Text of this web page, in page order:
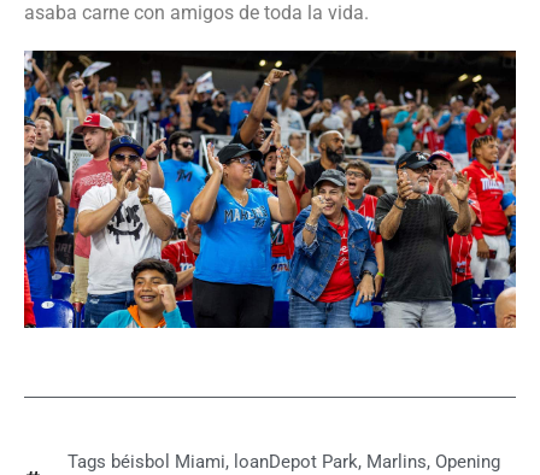
asaba carne con amigos de toda la vida.
Tags béisbol Miami, loanDepot Park, Marlins, Opening